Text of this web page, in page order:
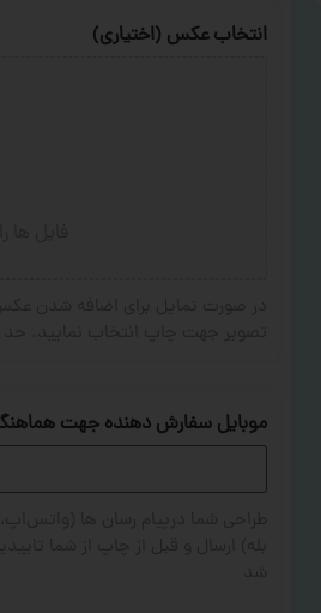
انتخاب عکس (اختیاری)
موبایل سفارش دهنده جهت